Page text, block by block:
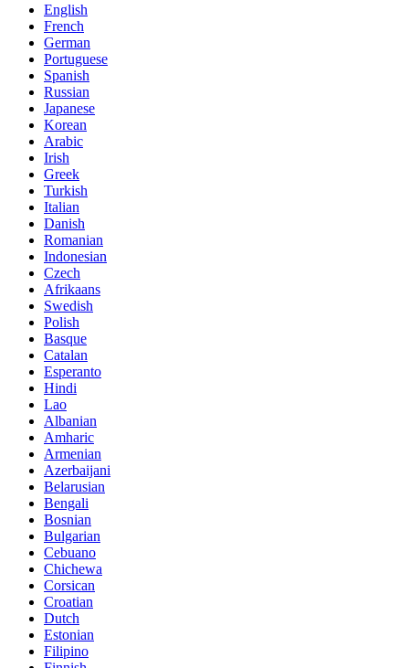
English
French
German
Portuguese
Spanish
Russian
Japanese
Korean
Arabic
Irish
Greek
Turkish
Italian
Danish
Romanian
Indonesian
Czech
Afrikaans
Swedish
Polish
Basque
Catalan
Esperanto
Hindi
Lao
Albanian
Amharic
Armenian
Azerbaijani
Belarusian
Bengali
Bosnian
Bulgarian
Cebuano
Chichewa
Corsican
Croatian
Dutch
Estonian
Filipino